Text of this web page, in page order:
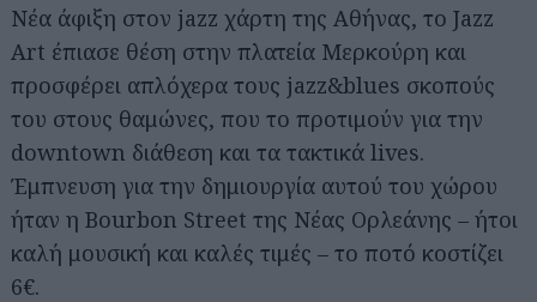
Νέα άφιξη στον jazz χάρτη της Αθήνας, το Jazz
Art έπιασε θέση στην πλατεία Μερκούρη και
προσφέρει απλόχερα τους jazz&blues σκοπούς
του στους θαμώνες, που το προτιμούν για την
downtown διάθεση και τα τακτικά lives.
Έμπνευση για την δημιουργία αυτού του χώρου
ήταν η Bourbon Street της Νέας Ορλεάνης – ήτοι
καλή μουσική και καλές τιμές – το ποτό κοστίζει
6€.